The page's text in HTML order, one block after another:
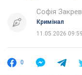
Софія
Кримінал
11.05.2026 09:59
0